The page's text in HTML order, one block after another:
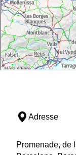
Adresse
Promenade, de